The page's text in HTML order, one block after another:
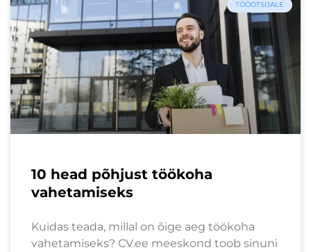
TÖÖOTSIJALE
10 head põhjust töökoha
vahetamiseks
Kuidas teada, millal on õige aeg töökoha
vahetamiseks? CV.ee meeskond toob sinuni